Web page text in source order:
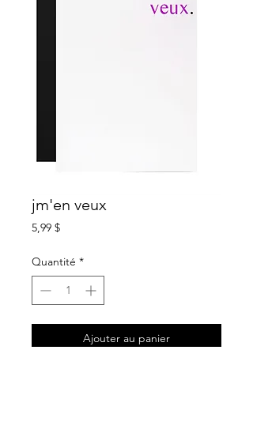
jm'en veux
5,99 $Prix
Quantité *
Ajouter au panier